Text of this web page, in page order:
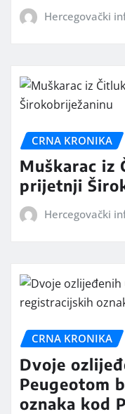
Hercegovački
CRNA KRONIKA
Muškarac iz
prijetnji
Hercegovački
CRNA KRONIKA
Dvoje
Peugeotom
oznaka kod